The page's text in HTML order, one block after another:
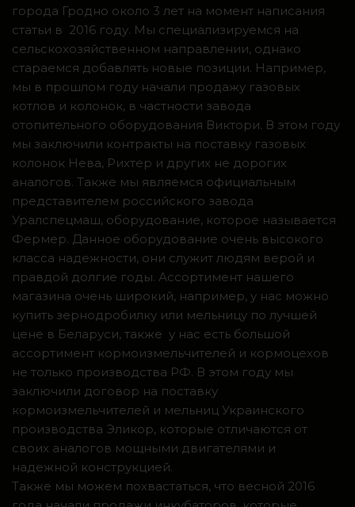
города Гродно около 3 лет на момент написания
статьи в 2016 году. Мы специализируемся на
сельскохозяйственном направлении, однако
стараемся добавлять новые позиции. Например,
мы в прошлом году начали продажу газовых
котлов и колонок, в частности завода
отопительного оборудования Виктори. В этом году
мы заключили контракты на поставку газовых
колонок Нева, Рихтер и других не дорогих
аналогов. Также мы являемся официальным
представителем российского завода
Уралспецмаш, оборудование, которое называется
Фермер. Данное оборудование очень высокого
класса надежности, они служит людям верой и
правдой долгие годы. Ассортимент нашего
магазина очень широкий, например, у нас можно
купить зернодробилку или мельницу по лучшей
цене в Беларуси, также у нас есть большой
ассортимент кормоизмельчителей и кормоцехов
не только производства РФ. В этом году мы
заключили договор на поставку
кормоизмельчителей и мельниц Украинского
производства Эликор, которые отличаются от
своих аналогов мощными двигателями и
надежной конструкцией.
Также мы можем похвастаться, что весной 2016